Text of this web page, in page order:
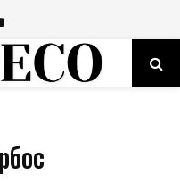
Youtube